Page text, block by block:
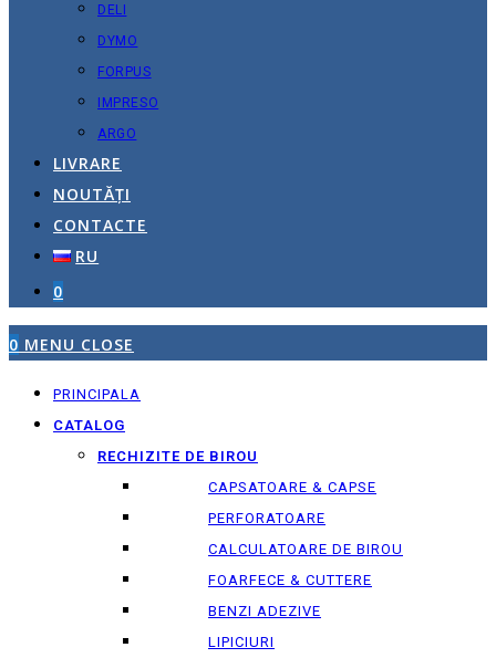
DELI
DYMO
FORPUS
IMPRESO
ARGO
LIVRARE
NOUTĂȚI
CONTACTE
RU
0
0 MENU CLOSE
PRINCIPALA
CATALOG
RECHIZITE DE BIROU
CAPSATOARE & CAPSE
PERFORATOARE
CALCULATOARE DE BIROU
FOARFECE & CUTTERE
BENZI ADEZIVE
LIPICIURI